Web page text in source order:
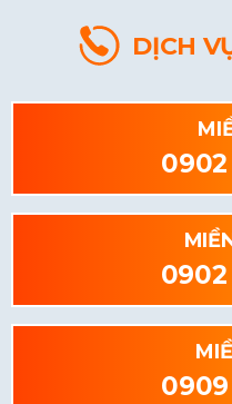
DỊCH
0902
0909